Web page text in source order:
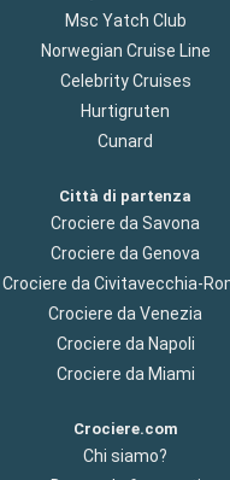
Msc Yatch Club
Norwegian Cruise Line
Celebrity Cruises
Hurtigruten
Cunard
Città di partenza
Crociere da Savona
Crociere da Genova
Crociere da Civitavecchia-
Crociere da Venezia
Crociere da Napoli
Crociere da Miami
Crociere.com
Chi siamo?